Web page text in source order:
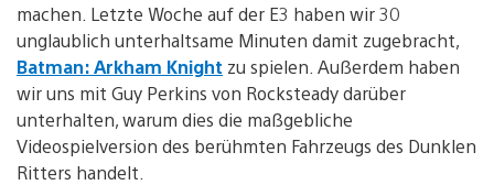
machen. Letzte Woche auf der E3 haben wir 30
unglaublich unterhaltsame Minuten damit zugebracht,
Batman: Arkham Knight zu spielen. Außerdem haben
wir uns mit Guy Perkins von Rocksteady darüber
unterhalten, warum dies die maßgebliche
Videospielversion des berühmten Fahrzeugs des Dunklen
Ritters handelt.